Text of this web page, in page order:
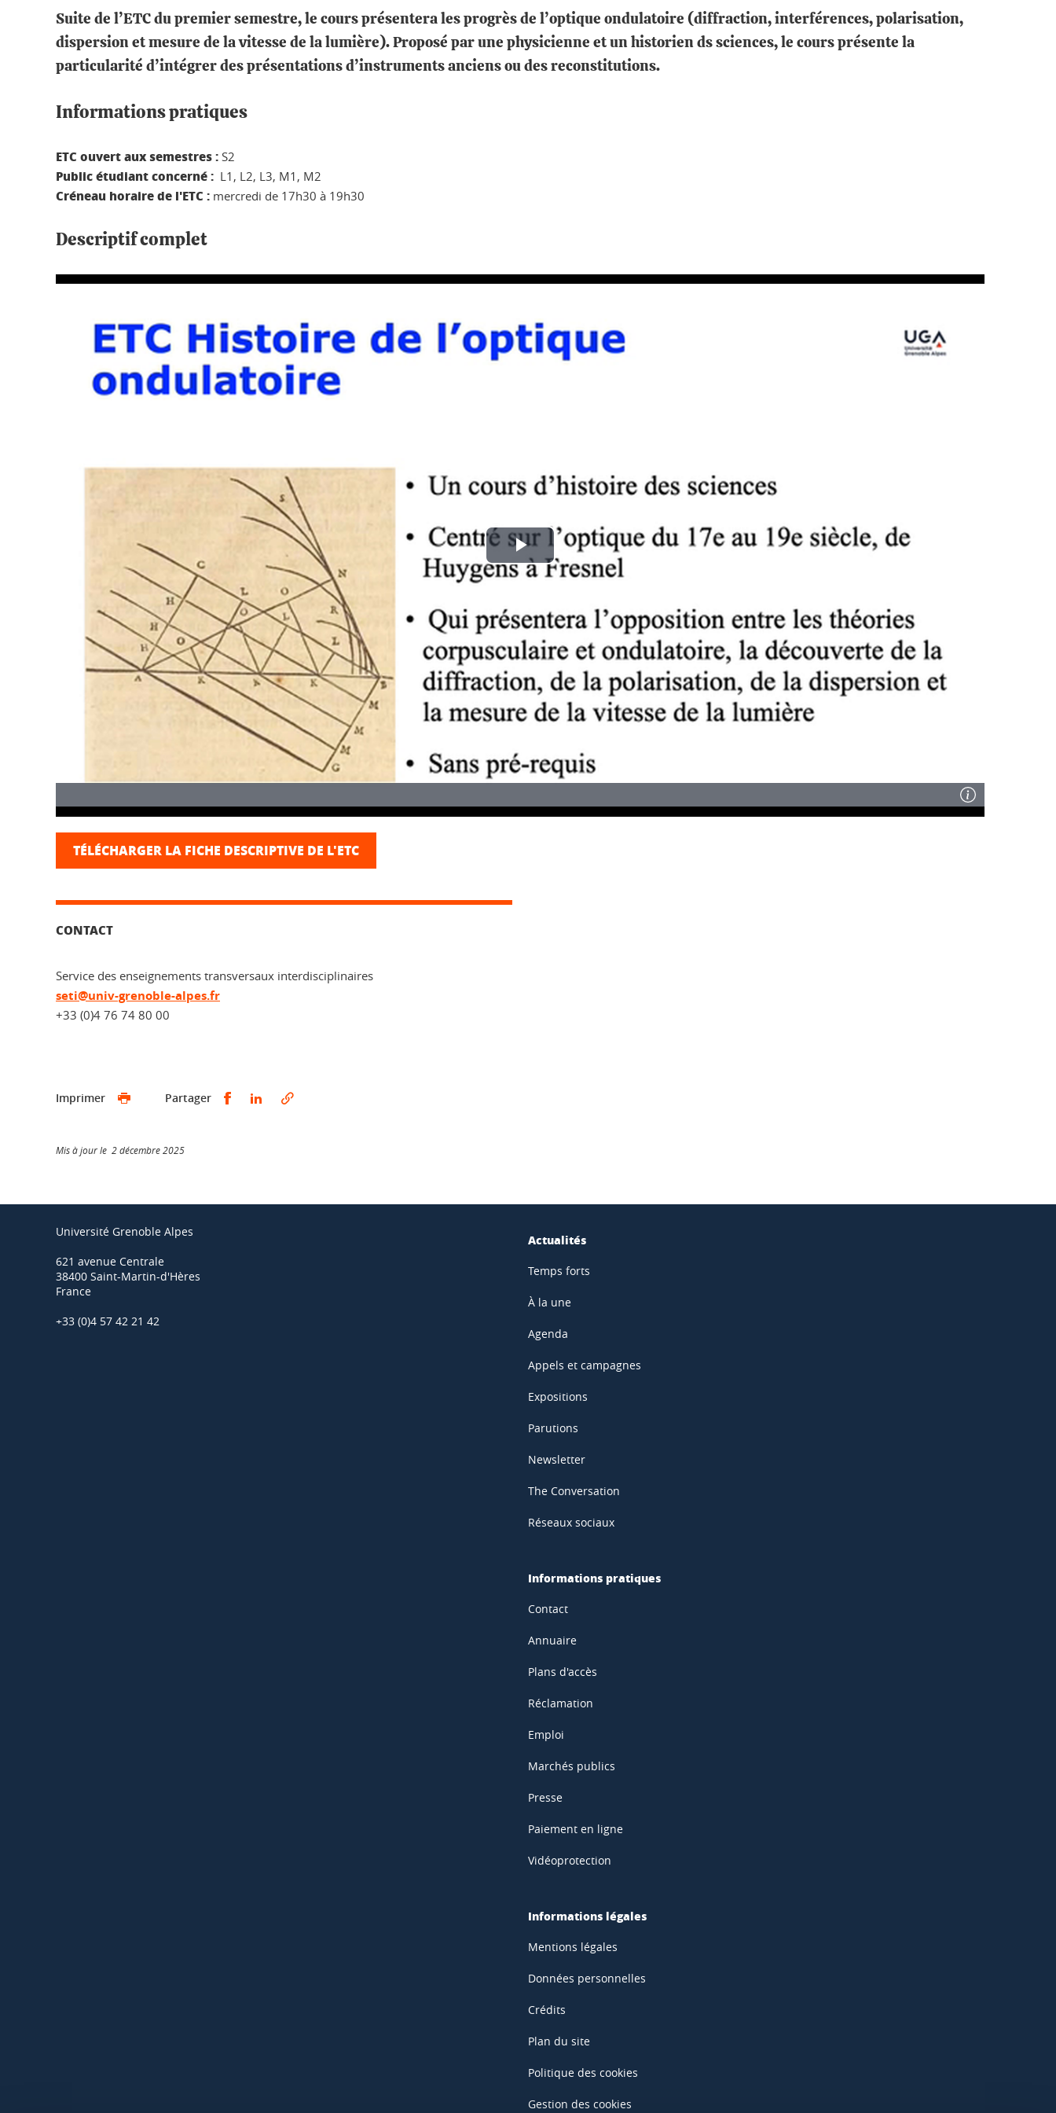
Suite de l’ETC du premier semestre, le cours présentera les progrès de l’optique ondulatoire (diffraction, interférences, polarisation,
dispersion et mesure de la vitesse de la lumière). Proposé par une physicienne et un historien ds sciences, le cours présente la
particularité d’intégrer des présentations d’instruments anciens ou des reconstitutions.
Informations pratiques
ETC ouvert aux semestres : S2
Public étudiant concerné : L1, L2, L3, M1, M2
Créneau horaire de l'ETC : mercredi de 17h30 à 19h30
Descriptif complet
TÉLÉCHARGER LA FICHE DESCRIPTIVE DE L'ETC
CONTACT
Service des enseignements transversaux interdisciplinaires
seti@univ-grenoble-alpes.fr
+33 (0)4 76 74 80 00
Imprimer Partager Partager sur Facebook
Partager sur LinkedIn
Mis à jour le 2 décembre 2025
Université Grenoble Alpes
621 avenue Centrale
38400 Saint-Martin-d'Hères
France
+33 (0)4 57 42 21 42
Actualités
Temps forts
À la une
Agenda
Appels et campagnes
Expositions
Parutions
Newsletter
The Conversation
Réseaux sociaux
Informations pratiques
Contact
Annuaire
Plans d'accès
Réclamation
Emploi
Marchés publics
Presse
Paiement en ligne
Vidéoprotection
Informations légales
Mentions légales
Données personnelles
Crédits
Plan du site
Politique des cookies
Gestion des cookies